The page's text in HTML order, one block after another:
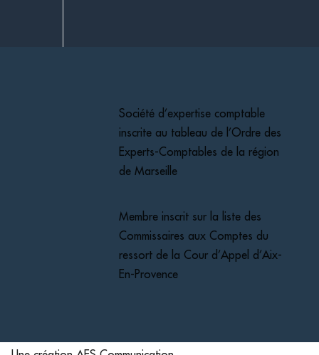
Société d’expertise comptable
inscrite au tableau de l’Ordre des
Experts-Comptables de la région
de Marseille
Membre inscrit sur la liste des
Commissaires aux Comptes du
ressort de la Cour d’Appel d’Aix-
En-Provence